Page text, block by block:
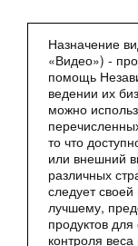
Назначение
«Видео») -
помощь
ведении их
можно
то что
или внешний
различных
следует
лучшему,
продуктов
контроля
Мультфильм -
Сбалансированное